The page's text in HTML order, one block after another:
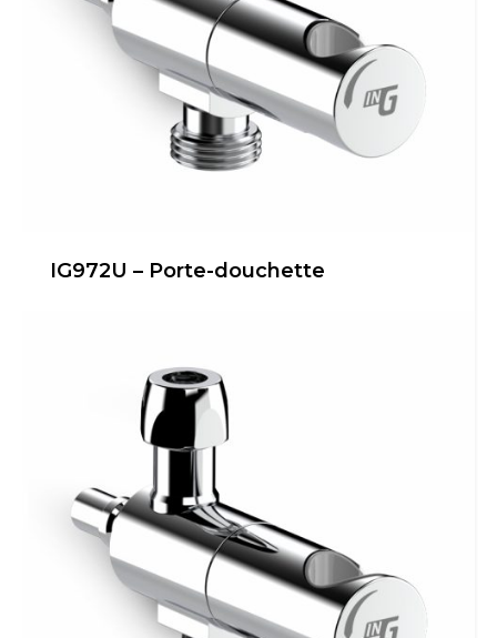
IG972U – Porte-douchette